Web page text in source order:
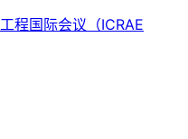
程国际会议 （ICRAE